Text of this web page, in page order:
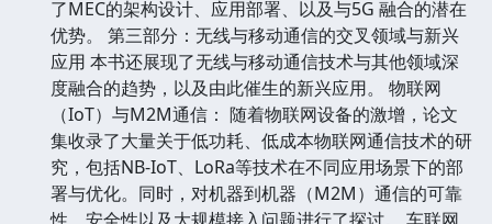
了MEC的架构设计、应用部署、以及与5G 融合的潜在
优势。 第三部分：无线与移动通信的交叉领域与新兴
应用 本书还展现了无线与移动通信技术与其他领域深
度融合的趋势，以及由此催生的新兴应用。 物联网
（IoT）与M2M通信： 随着物联网设备的激增，论文
集收录了大量关于低功耗、低成本物联网通信技术的研
究，包括NB-IoT、LoRa等技术在不同应用场景下的部
署与优化。同时，对机器到机器（M2M）通信的可靠